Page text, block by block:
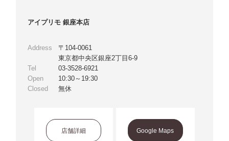
アイプリモ 銀座本店
Address
〒104-0061
東京都中央区銀座2丁目6-9
Tel
03-3528-6921
Open
10:30～19:30
Closed
無休
店舗詳細 Google Maps